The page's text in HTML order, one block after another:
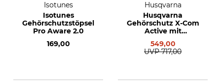
Isotunes
Isotunes
Gehörschutzstöpsel
Pro Aware 2.0
169,00
Husqvarna
Husqvarna
Gehörschutz X-Com
Active mit
549,00
UVP 717,00